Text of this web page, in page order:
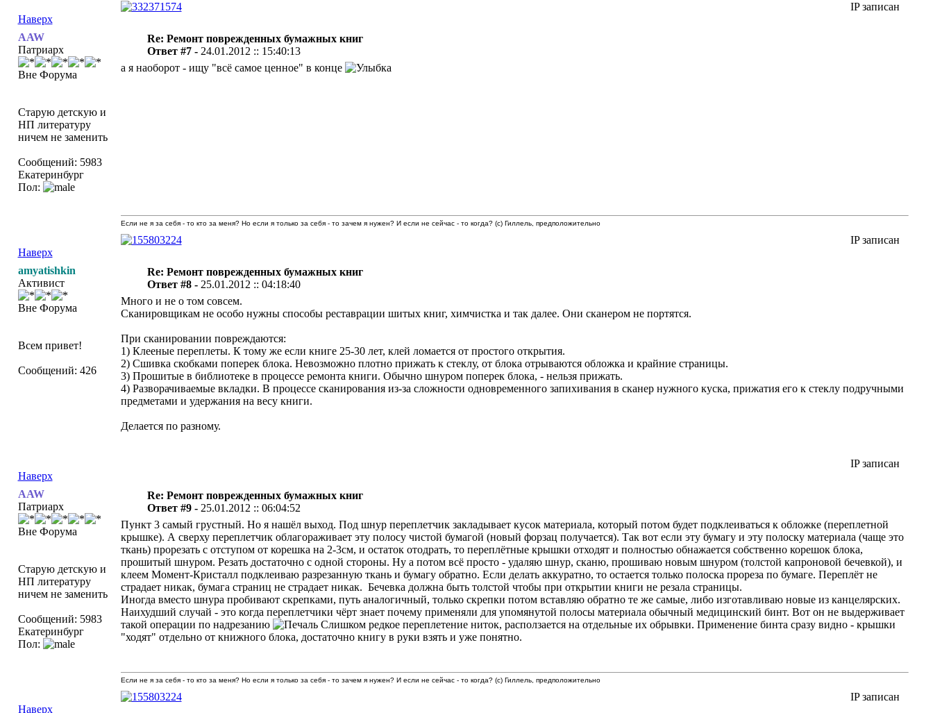
Наверх
IP записан
AAW
Патриарх
Вне Форума
Старую детскую и
НП литературу
ничем не заменить
Сообщений: 5983
Екатеринбург
Пол:
Re: Ремонт поврежденных бумажных книг
Ответ #7 - 24.01.2012 :: 15:40:13
а я наоборот - ищу "всё самое ценное" в конце
Наверх
Если не я за себя - то кто за меня? Но если я только за себя - то зачем я нужен? И если не сейчас - то когда? (с) Гиллель, предположительно
IP записан
amyatishkin
Активист
Вне Форума
Всем привет!
Сообщений: 426
Re: Ремонт поврежденных бумажных книг
Ответ #8 - 25.01.2012 :: 04:18:40
Много и не о том совсем.
Сканировщикам не особо нужны способы реставрации шитых книг, химчистка и так далее. Они сканером не портятся.
При сканировании повреждаются:
1) Клееные переплеты. К тому же если книге 25-30 лет, клей ломается от простого открытия.
2) Сшивка скобками поперек блока. Невозможно плотно прижать к стеклу, от блока отрываются обложка и крайние страницы.
3) Прошитые в библиотеке в процессе ремонта книги. Обычно шнуром поперек блока, - нельзя прижать.
4) Разворачиваемые вкладки. В процессе сканирования из-за сложности одновременного запихивания в сканер нужного куска, прижатия его к стеклу подручными
предметами и удержания на весу книги.
Делается по разному.
Наверх
IP записан
AAW
Патриарх
Вне Форума
Старую детскую и
НП литературу
ничем не заменить
Сообщений: 5983
Екатеринбург
Пол:
Re: Ремонт поврежденных бумажных книг
Ответ #9 - 25.01.2012 :: 06:04:52
Пункт 3 самый грустный. Но я нашёл выход. Под шнур переплетчик закладывает кусок материала, который потом будет подклеиваться к обложке (переплетной
крышке). А сверху переплетчик облагораживает эту полосу чистой бумагой (новый форзац получается). Так вот если эту бумагу и эту полоску материала (чаще это
ткань) прорезать с отступом от корешка на 2-3см, и остаток отодрать, то переплётные крышки отходят и полностью обнажается собственно корешок блока,
прошитый шнуром. Резать достаточно с одной стороны. Ну а потом всё просто - удаляю шнур, сканю, прошиваю новым шнуром (толстой капроновой бечевкой), и
клеем Момент-Кристалл подклеиваю разрезанную ткань и бумагу обратно. Если делать аккуратно, то остается только полоска прореза по бумаге. Переплёт не
страдает никак, бумага страниц не страдает никак. Бечевка должна быть толстой чтобы при открытии книги не резала страницы.
Иногда вместо шнура пробивают скрепками, путь аналогичный, только скрепки потом вставляю обратно те же самые, либо изготавливаю новые из канцелярских.
Наихудший случай - это когда переплетчики чёрт знает почему применяли для упомянутой полосы материала обычный медицинский бинт. Вот он не выдерживает
такой операции по надрезанию
Слишком редкое переплетение ниток, расползается на отдельные их обрывки. Применение бинта сразу видно - крышки
"ходят" отдельно от книжного блока, достаточно книгу в руки взять и уже понятно.
Наверх
Если не я за себя - то кто за меня? Но если я только за себя - то зачем я нужен? И если не сейчас - то когда? (с) Гиллель, предположительно
IP записан